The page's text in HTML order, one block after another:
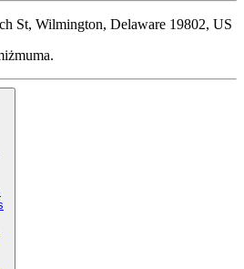
St, Wilmington, Delaware 19802, US